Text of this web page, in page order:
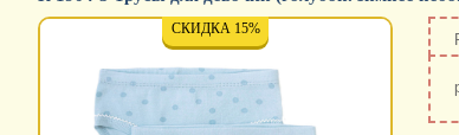
СКИДКА 15%